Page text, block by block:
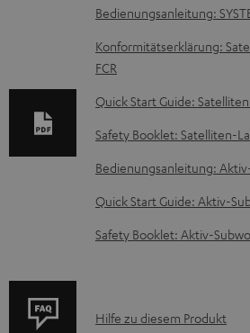
D
o
k
u
e
n
t
e
m
Bedienungsanleitung:
Konformitätserklärung:
FCR
Quick Start Guide:
Safety Booklet: Satelliten-
Bedienungsanleitung:
Quick Start Guide: Aktiv-
Safety Booklet: Aktiv-
P
Hilfe zu diesem Produkt